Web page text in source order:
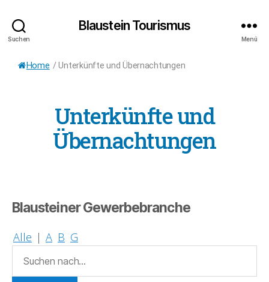
Suchen
Blaustein Tourismus
Menü
Home / Unterkünfte und Übernachtungen
Unterkünfte und
Übernachtungen
Blausteiner Gewerbebranche
Alle | A B G